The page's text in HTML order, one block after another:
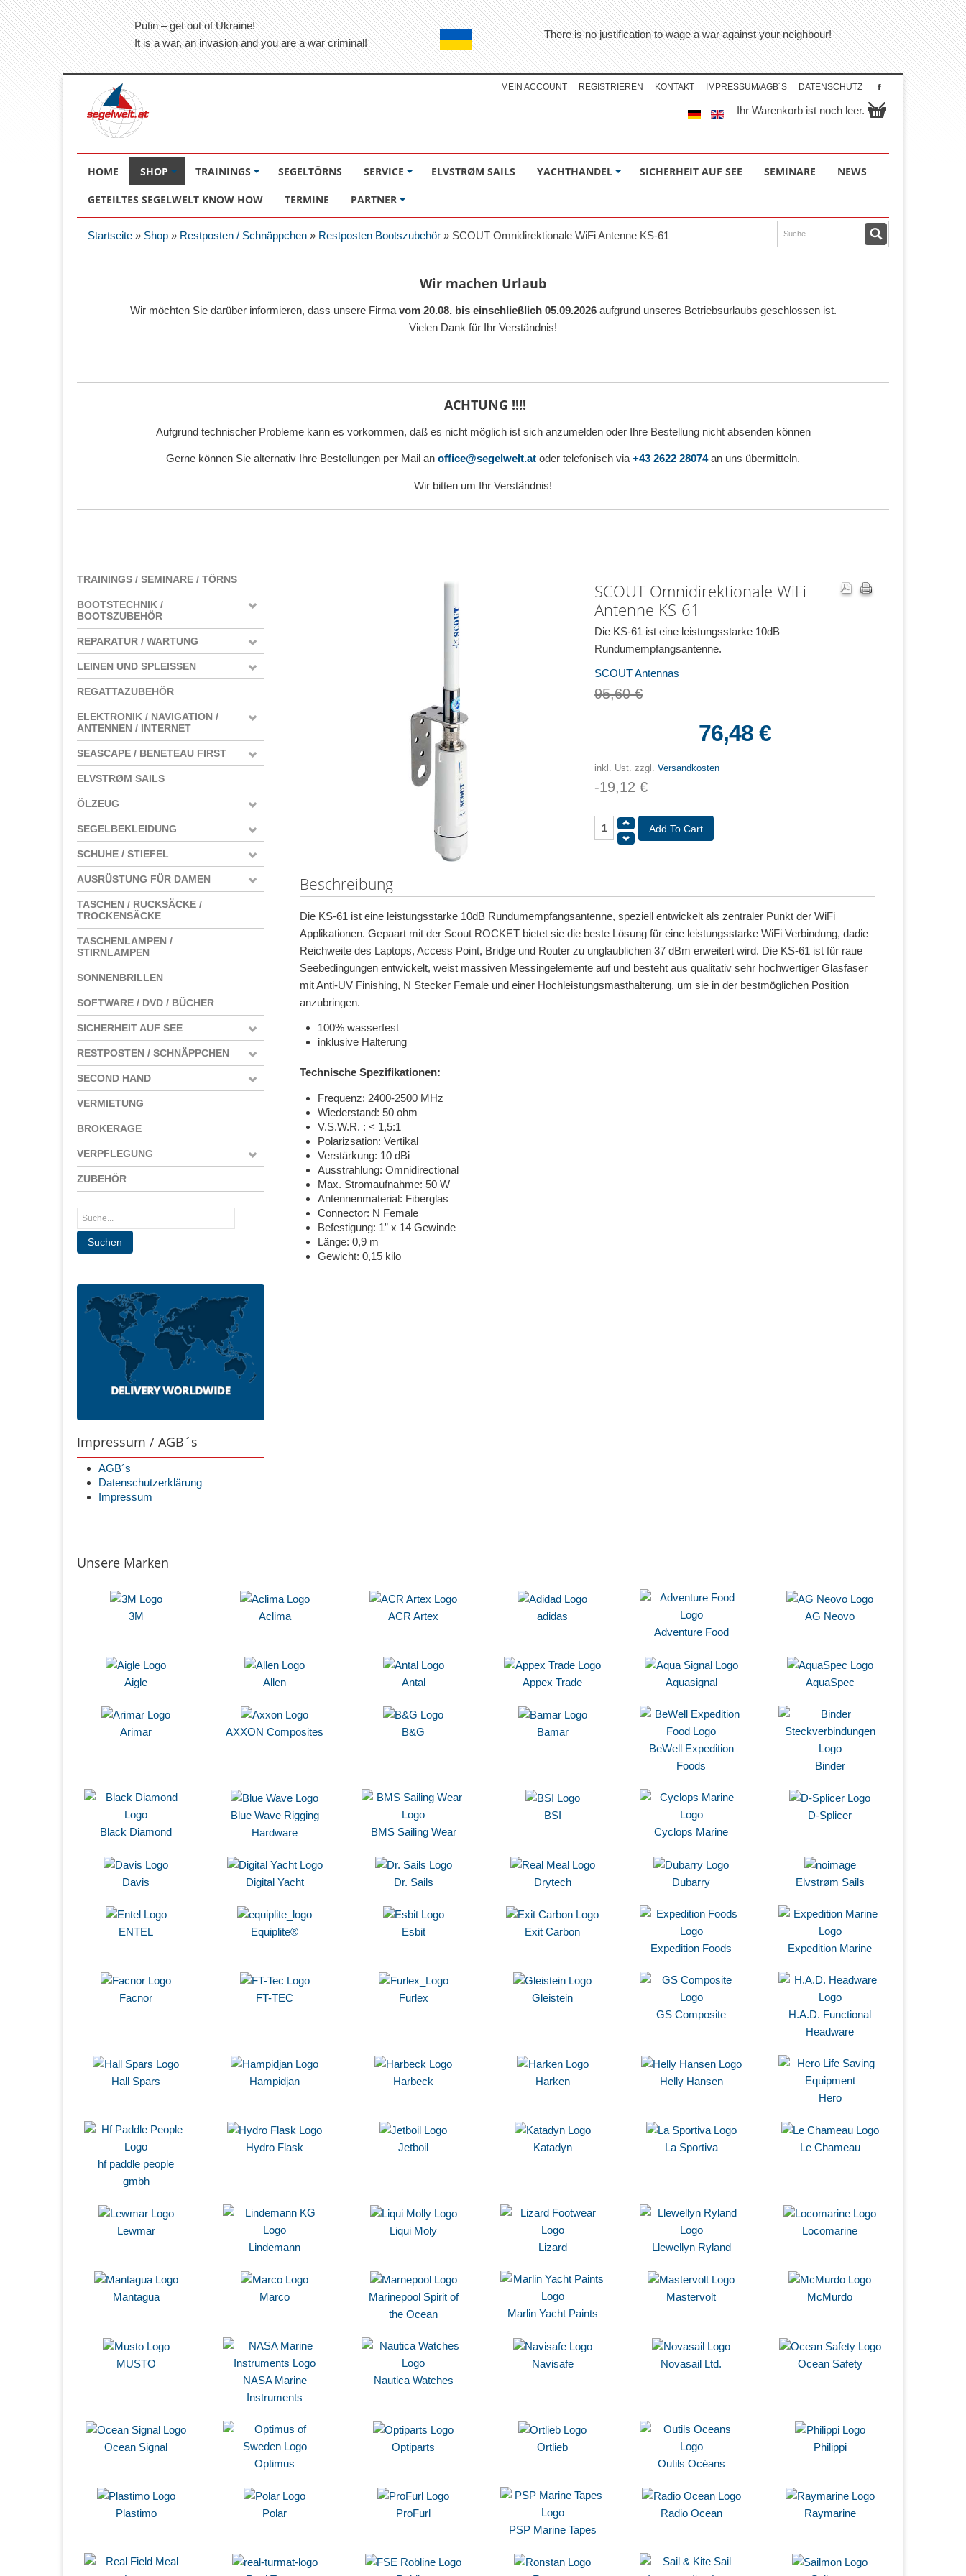
Putin – get out of Ukraine!
It is a war, an invasion and you are a war criminal!
There is no justification to wage a war against your neighbour!
KONTAKT IMPRESSUM/AGB´S DATENSCHUTZ
MEIN ACCOUNT REGISTRIEREN
Ihr Warenkorb ist noch leer.
HOME SHOP TRAININGS SEGELTÖRNS SERVICE ELVSTRØM SAILS YACHTHANDEL SICHERHEIT AUF SEE SEMINARE NEWS
GETEILTES SEGELWELT KNOW HOW TERMINE PARTNER
Startseite » Shop » Restposten / Schnäppchen » Restposten Bootszubehör » SCOUT Omnidirektionale WiFi Antenne KS-61
Wir machen Urlaub
Wir möchten Sie darüber informieren, dass unsere Firma vom 20.08. bis einschließlich 05.09.2026aufgrund unseres Betriebsurlaubs geschlossen ist.
Vielen Dank für Ihr Verständnis!
ACHTUNG !!!!
Aufgrund technischer Probleme kann es vorkommen, daß es nicht möglich ist sich anzumelden oder Ihre Bestellung nicht absenden können
Gerne können Sie alternativ Ihre Bestellungen per Mail an office@segelwelt.at oder telefonisch via +43 2622 28074an uns übermitteln.
Wir bitten um Ihr Verständnis!
TRAININGS / SEMINARE / TÖRNS
BOOTSTECHNIK /
BOOTSZUBEHÖR
REPARATUR / WARTUNG
LEINEN UND SPLEISSEN
REGATTAZUBEHÖR
ELEKTRONIK / NAVIGATION /
ANTENNEN / INTERNET
SEASCAPE / BENETEAU FIRST
ELVSTRØM SAILS
ÖLZEUG
SEGELBEKLEIDUNG
SCHUHE / STIEFEL
AUSRÜSTUNG FÜR DAMEN
TASCHEN / RUCKSÄCKE /
TROCKENSÄCKE
TASCHENLAMPEN /
STIRNLAMPEN
SONNENBRILLEN
SOFTWARE / DVD / BÜCHER
SICHERHEIT AUF SEE
RESTPOSTEN / SCHNÄPPCHEN
SECOND HAND
VERMIETUNG
BROKERAGE
VERPFLEGUNG
ZUBEHÖR
Impressum / AGB´s
AGB´s
Datenschutzerklärung
Impressum
SCOUT Omnidirektionale WiFi
Antenne KS-61
Die KS-61 ist eine leistungsstarke 10dB
Rundumempfangsantenne.
SCOUT Antennas
95,60 €
76,48 €
inkl. Ust. zzgl.Versandkosten
-19,12 €
Beschreibung
Die KS-61 ist eine leistungsstarke 10dB Rundumempfangsantenne, speziell entwickelt als zentraler Punkt der WiFi
Applikationen. Gepaart mit der Scout ROCKET bietet sie die beste Lösung für eine leistungsstarke WiFi Verbindung, dadie
Reichweite des Laptops, Access Point, Bridge und Router zu unglaublichen 37 dBm erweitert wird. Die KS-61 ist für raue
Seebedingungen entwickelt, weist massiven Messingelemente auf und besteht aus qualitativ sehr hochwertiger Glasfaser
mit Anti-UV Finishing, N Stecker Female und einer Hochleistungsmasthalterung, um sie in der bestmöglichen Position
anzubringen.
100% wasserfest
inklusive Halterung
Technische Spezifikationen:
Frequenz: 2400-2500 MHz
Wiederstand: 50 ohm
V.S.W.R. : < 1,5:1
Polarizsation: Vertikal
Verstärkung: 10 dBi
Ausstrahlung: Omnidirectional
Max. Stromaufnahme: 50 W
Antennenmaterial: Fiberglas
Connector: N Female
Befestigung: 1” x 14 Gewinde
Länge: 0,9 m
Gewicht: 0,15 kilo
Unsere Marken
3M Aclima ACR Artex
adidas
Adventure Food
AG Neovo
Aigle Allen Antal Appex Trade Aquasignal AquaSpec
Arimar AXXON Composites B&G
Bamar
BeWell Expedition
Foods
Binder
Black Diamond
Blue Wave Rigging
Hardware
BMS Sailing Wear
BSI
Cyclops Marine
D-Splicer
Davis Digital Yacht Dr. Sails Drytech Dubarry Elvstrøm Sails
ENTEL Equiplite® Esbit
Exit Carbon
Expedition Foods
Expedition Marine
Facnor FT-TEC Furlex
Gleistein
GS Composite
H.A.D. Functional
Headware
Hall Spars Hampidjan Harbeck Harken
Helly Hansen
Hero
hf paddle people
gmbh
Hydro Flask Jetboil Katadyn La Sportiva Le Chameau
Lewmar
Lindemann
Liqui Moly
Lizard
Llewellyn Ryland
Locomarine
Mantagua Marco
Marinepool Spirit of
the Ocean
Marlin Yacht Paints
Mastervolt McMurdo
MUSTO
NASA Marine
Instruments
Nautica Watches
Navisafe Novasail Ltd. Ocean Safety
Ocean Signal
Optimus
Optiparts
Ortlieb
Outils Océans
Philippi
Plastimo Polar
ProFurl
PSP Marine Tapes
Radio Ocean Raymarine